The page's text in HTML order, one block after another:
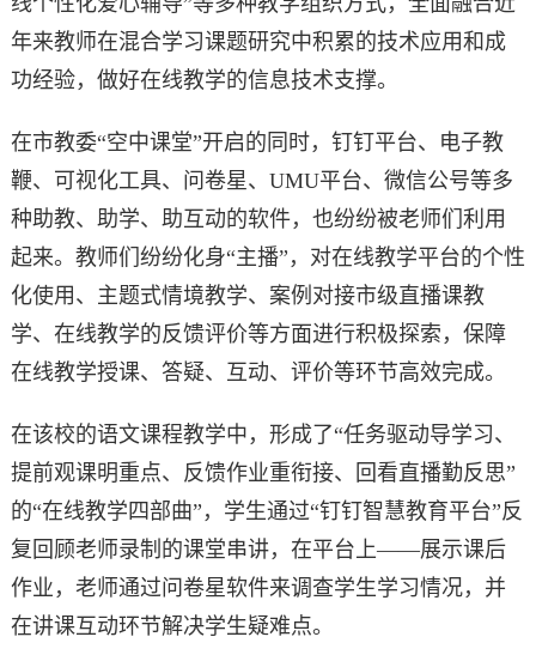
年来教师在混合学习课题研究中积累的技术应用和成
功经验，做好在线教学的信息技术支撑。
在市教委“空中课堂”开启的同时，钉钉平台、电子教
鞭、可视化工具、问卷星、UMU平台、微信公号等多
种助教、助学、助互动的软件，也纷纷被老师们利用
起来。教师们纷纷化身“主播”，对在线教学平台的个性
化使用、主题式情境教学、案例对接市级直播课教
学、在线教学的反馈评价等方面进行积极探索，保障
在线教学授课、答疑、互动、评价等环节高效完成。
在该校的语文课程教学中，形成了“任务驱动导学习、
提前观课明重点、反馈作业重衔接、回看直播勤反思”
的“在线教学四部曲”，学生通过“钉钉智慧教育平台”反
复回顾老师录制的课堂串讲，在平台上——展示课后
作业，老师通过问卷星软件来调查学生学习情况，并
在讲课互动环节解决学生疑难点。